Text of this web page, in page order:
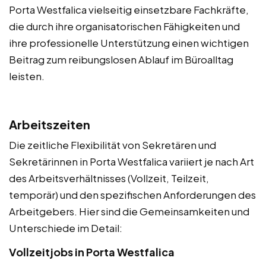
Porta Westfalica vielseitig einsetzbare Fachkräfte,
die durch ihre organisatorischen Fähigkeiten und
ihre professionelle Unterstützung einen wichtigen
Beitrag zum reibungslosen Ablauf im Büroalltag
leisten.
Arbeitszeiten
Die zeitliche Flexibilität von Sekretären und
Sekretärinnen in Porta Westfalica variiert je nach Art
des Arbeitsverhältnisses (Vollzeit, Teilzeit,
temporär) und den spezifischen Anforderungen des
Arbeitgebers. Hier sind die Gemeinsamkeiten und
Unterschiede im Detail:
Vollzeitjobs in Porta Westfalica